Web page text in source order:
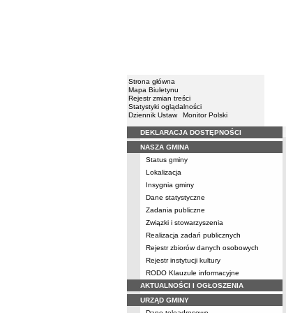
Strona główna
Mapa Biuletynu
Rejestr zmian treści
Statystyki oglądalności
Dziennik Ustaw
Monitor Polski
Menu
DEKLARACJA DOSTĘPNOŚCI
NASZA GMINA
Status gminy
Lokalizacja
Insygnia gminy
Dane statystyczne
Zadania publiczne
Związki i stowarzyszenia
Realizacja zadań publicznych
Rejestr zbiorów danych osobowych
Rejestr instytucji kultury
RODO Klauzule informacyjne
AKTUALNOŚCI I OGŁOSZENIA
URZĄD GMINY